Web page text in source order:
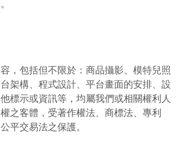
，包括但不限於：商品攝影、模特兒照
架構、程式設計、平台畫面的安排、設
標示或資訊等，均屬我們或相關權利人
之客體，受著作權法、商標法、專利
平交易法之保護。